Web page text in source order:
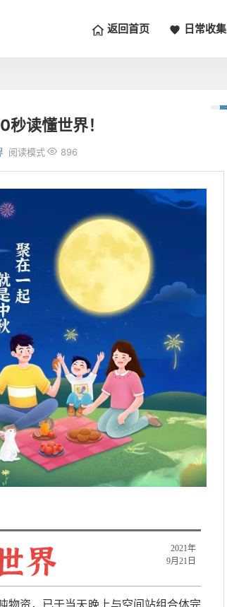
返回首页 日常收集
读懂世界！
896
阅读模式
2021年
9月21日
物资，已于当天晚上与空间站组合体完